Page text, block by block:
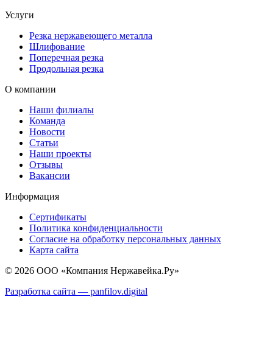
Услуги
Резка нержавеющего металла
Шлифование
Поперечная резка
Продольная резка
О компании
Наши филиалы
Команда
Новости
Статьи
Наши проекты
Отзывы
Вакансии
Информация
Сертификаты
Политика конфиденциальности
Согласие на обработку персональных данных
Карта сайта
© 2026 ООО «Компания Нержавейка.Ру»
Разработка сайта — panfilov.digital